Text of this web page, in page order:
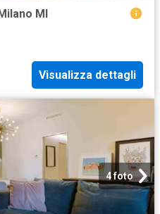
MI
Visualizza dettagli
4 foto